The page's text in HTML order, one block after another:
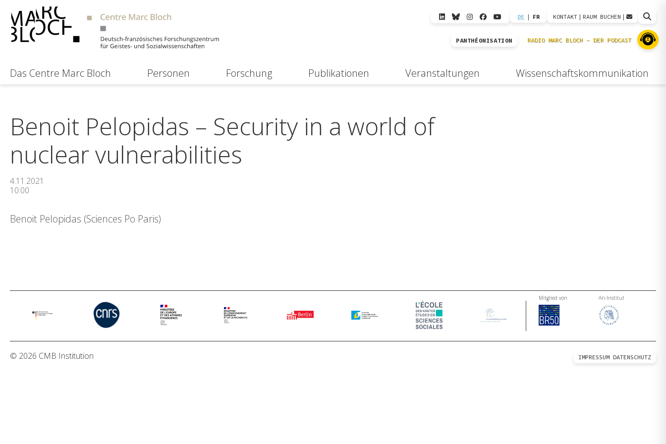
DE | FR KONTAKT | RAUM BUCHEN |
PANTHÉONISATION
Das Centre Marc Bloch Personen Forschung Publikationen Veranstaltungen Wissenschaftskommunikation
Benoit Pelopidas – Security in a world of
nuclear vulnerabilities
4.11.2021
10:00
Benoit Pelopidas (Sciences Po Paris)
Mitglied von An-Institut
© 2026 CMB Institution IMPRESSUM DATENSCHUTZ